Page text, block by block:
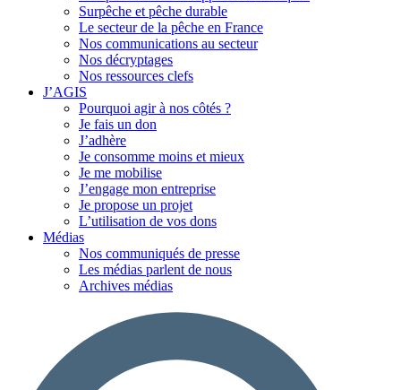
Surpêche et pêche durable
Le secteur de la pêche en France
Nos communications au secteur
Nos décryptages
Nos ressources clefs
J’AGIS
Pourquoi agir à nos côtés ?
Je fais un don
J’adhère
Je consomme moins et mieux
Je me mobilise
J’engage mon entreprise
Je propose un projet
L’utilisation de vos dons
Médias
Nos communiqués de presse
Les médias parlent de nous
Archives médias